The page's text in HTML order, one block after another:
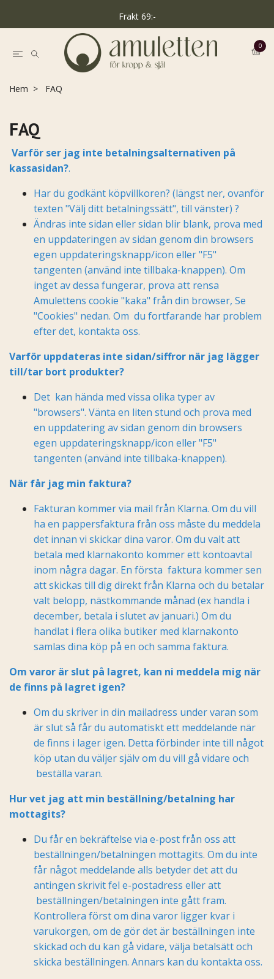
Frakt 69:-
0
Hem FAQ
FAQ
Varför ser jag inte betalningsalternativen på
kassasidan?.
Har du godkänt köpvillkoren? (längst ner, ovanför
texten "Välj ditt betalningssätt", till vänster) ?
Ändras inte sidan eller sidan blir blank, prova med
en uppdateringen av sidan genom din browsers
egen uppdateringsknapp/icon eller "F5"
tangenten (använd inte tillbaka-knappen). Om
inget av dessa fungerar, prova att rensa
Amulettens cookie "kaka" från din browser, Se
"Cookies" nedan. Om du fortfarande har problem
efter det, kontakta oss.
Varför uppdateras inte sidan/siffror när jag lägger
till/tar bort produkter?
Det kan hända med vissa olika typer av
"browsers". Vänta en liten stund och prova med
en uppdatering av sidan genom din browsers
egen uppdateringsknapp/icon eller "F5"
tangenten (använd inte tillbaka-knappen).
När får jag min faktura?
Fakturan kommer via mail från Klarna. Om du vill
ha en pappersfaktura från oss måste du meddela
det innan vi skickar dina varor. Om du valt att
betala med klarnakonto kommer ett kontoavtal
inom några dagar. En första faktura kommer sen
att skickas till dig direkt från Klarna och du betalar
valt belopp, nästkommande månad (ex handla i
december, betala i slutet av januari.) Om du
handlat i flera olika butiker med klarnakonto
samlas dina köp på en och samma faktura.
Om varor är slut på lagret, kan ni meddela mig när
de finns på lagret igen?
Om du skriver in din mailadress under varan som
är slut så får du automatiskt ett meddelande när
de finns i lager igen. Detta förbinder inte till något
köp utan du väljer själv om du vill gå vidare och
beställa varan.
Hur vet jag att min beställning/betalning har
mottagits?
Du fåren bekräftelse via e-post från oss att
beställningen/betalningen mottagits. Om du inte
får något meddelande alls betyder det att du
antingen skrivit fel e-postadress eller att
beställningen/betalningen inte gått fram.
Kontrollera först om dina varor ligger kvar i
varukorgen, om de gör det är beställningen inte
skickad och du kan gå vidare, välja betalsätt och
skicka beställningen. Annars kan du kontakta oss.